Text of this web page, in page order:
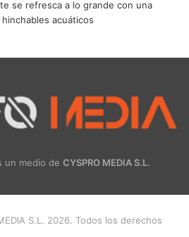
se refresca a lo grande con una
acuáticos
un medio de CYSPRO MEDIA S.L.
S.L. 2026. Todos los derechos